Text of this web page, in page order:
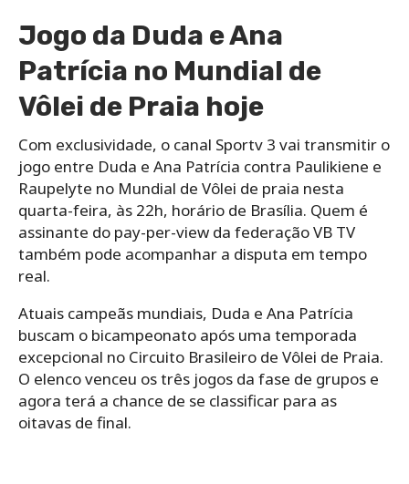
Jogo da Duda e Ana
Patrícia no Mundial de
Vôlei de Praia hoje
Com exclusividade, o canal Sportv 3 vai transmitir o
jogo entre Duda e Ana Patrícia contra Paulikiene e
Raupelyte no Mundial de Vôlei de praia nesta
quarta-feira, às 22h, horário de Brasília. Quem é
assinante do pay-per-view da federação VB TV
também pode acompanhar a disputa em tempo
real.
Atuais campeãs mundiais, Duda e Ana Patrícia
buscam o bicampeonato após uma temporada
excepcional no Circuito Brasileiro de Vôlei de Praia.
O elenco venceu os três jogos da fase de grupos e
agora terá a chance de se classificar para as
oitavas de final.